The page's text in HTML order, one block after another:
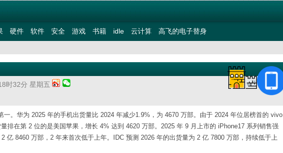
硬件 软件 安全 游戏 书籍 idle 云计算 高飞的电子替身
时32分 星期五
。华为 2025 年的手机出货量比 2024 年减少1.9%，为 4670 万部。由于 2024 年位居榜首的 vivo
排在第 2 位的是美国苹果，增长 4% 达到 4620 万部。2025 年 9 月上市的 iPhone17 系列销售强
亿 8460 万部，2 年来首次低于上年。IDC 预测 2026 年的出货量为 2 亿 7800 万部，持续低于上